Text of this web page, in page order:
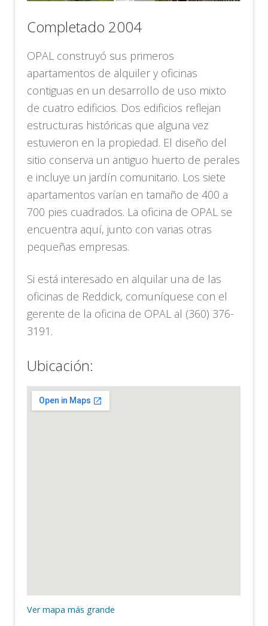
Completado 2004
OPAL construyó sus primeros
apartamentos de alquiler y oficinas
contiguas en un desarrollo de uso mixto
de cuatro edificios. Dos edificios reflejan
estructuras históricas que alguna vez
estuvieron en la propiedad. El diseño del
sitio conserva un antiguo huerto de perales
e incluye un jardín comunitario. Los siete
apartamentos varían en tamaño de 400 a
700 pies cuadrados. La oficina de OPAL se
encuentra aquí, junto con varias otras
pequeñas empresas.
Si está interesado en alquilar una de las
oficinas de Reddick, comuníquese con el
gerente de la oficina de OPAL al (360) 376-
3191.
Ubicación:
Ver mapa más grande